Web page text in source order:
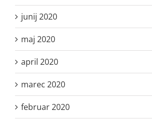
junij 2020
maj 2020
april 2020
marec 2020
februar 2020